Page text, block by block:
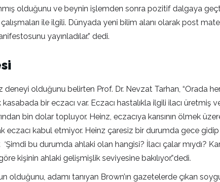
olduğunu ve beynin işlemden sonra pozitif dalgaya
ile ilgili. Dünyada yeni bilim alanı olarak post
yayınladılar.” dedi.
olduğunu belirten Prof. Dr. Nevzat Tarhan, “Orada
bir eczacı var. Eczacı hastalıkla ilgili ilacı üretmiş
bin dolar topluyor. Heinz, eczacıya karısının ölmek
kabul etmiyor. Heinz çaresiz bir durumda gece gidip
bu durumda ahlaki olan hangisi? İlacı çalar mıydı?
kişinin ahlaki gelişmişlik seviyesine bakılıyor.”dedi.
adamı tanıyan Brown’ın gazetelerde çıkan